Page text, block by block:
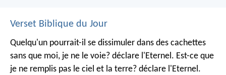
Verset Biblique du Jour
Quelqu'un pourrait-il se dissimuler dans des cachettes
sans que moi, je ne le voie? déclare l'Eternel. Est-ce que
je ne remplis pas le ciel et la terre? déclare l'Eternel.